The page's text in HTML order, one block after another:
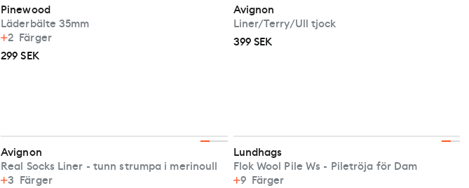
Pinewood
Läderbälte 35mm
2 Färger
299 SEK
Avignon
Liner/Terry/Ull tjock
399 SEK
Avignon
Real Socks Liner - tunn strumpa i merinoull
3 Färger
Lundhags
Flok Wool Pile Ws - Piletröja för Dam
9 Färger